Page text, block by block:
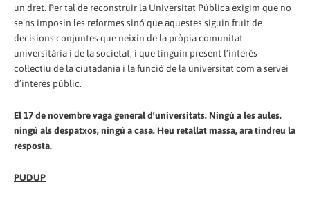
un dret. Per tal de reconstruir la Universitat Pública exigim que no
se’ns imposin les reformes sinó que aquestes siguin fruit de
decisions conjuntes que neixin de la pròpia comunitat
universitària i de la societat, i que tinguin present l’interès
col·lectiu de la ciutadania i la funció de la universitat com a servei
d’interès públic.
El 17 de novembre vaga general d’universitats. Ningú a les aules,
ningú als despatxos, ningú a casa. Heu retallat massa, ara tindreu la
resposta.
PUDUP